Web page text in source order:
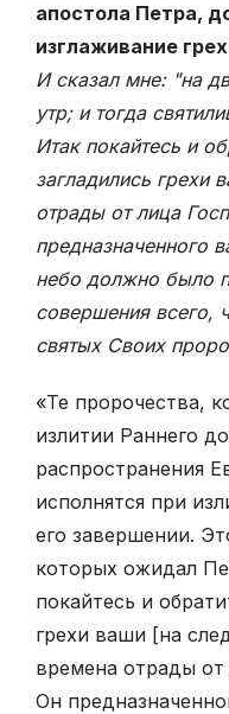
апостола Петра,
изглаживание
И сказал мне: "на
утр; и тогда
Итак покайтесь и
загладились грехи
отрады от лица
предназначенного
небо должно было
совершения всего,
святых Своих
«Те пророчества,
излитии Раннего
распространения
исполнятся при
его завершении.
которых ожидал
покайтесь и
грехи ваши [на
времена отрады
Он